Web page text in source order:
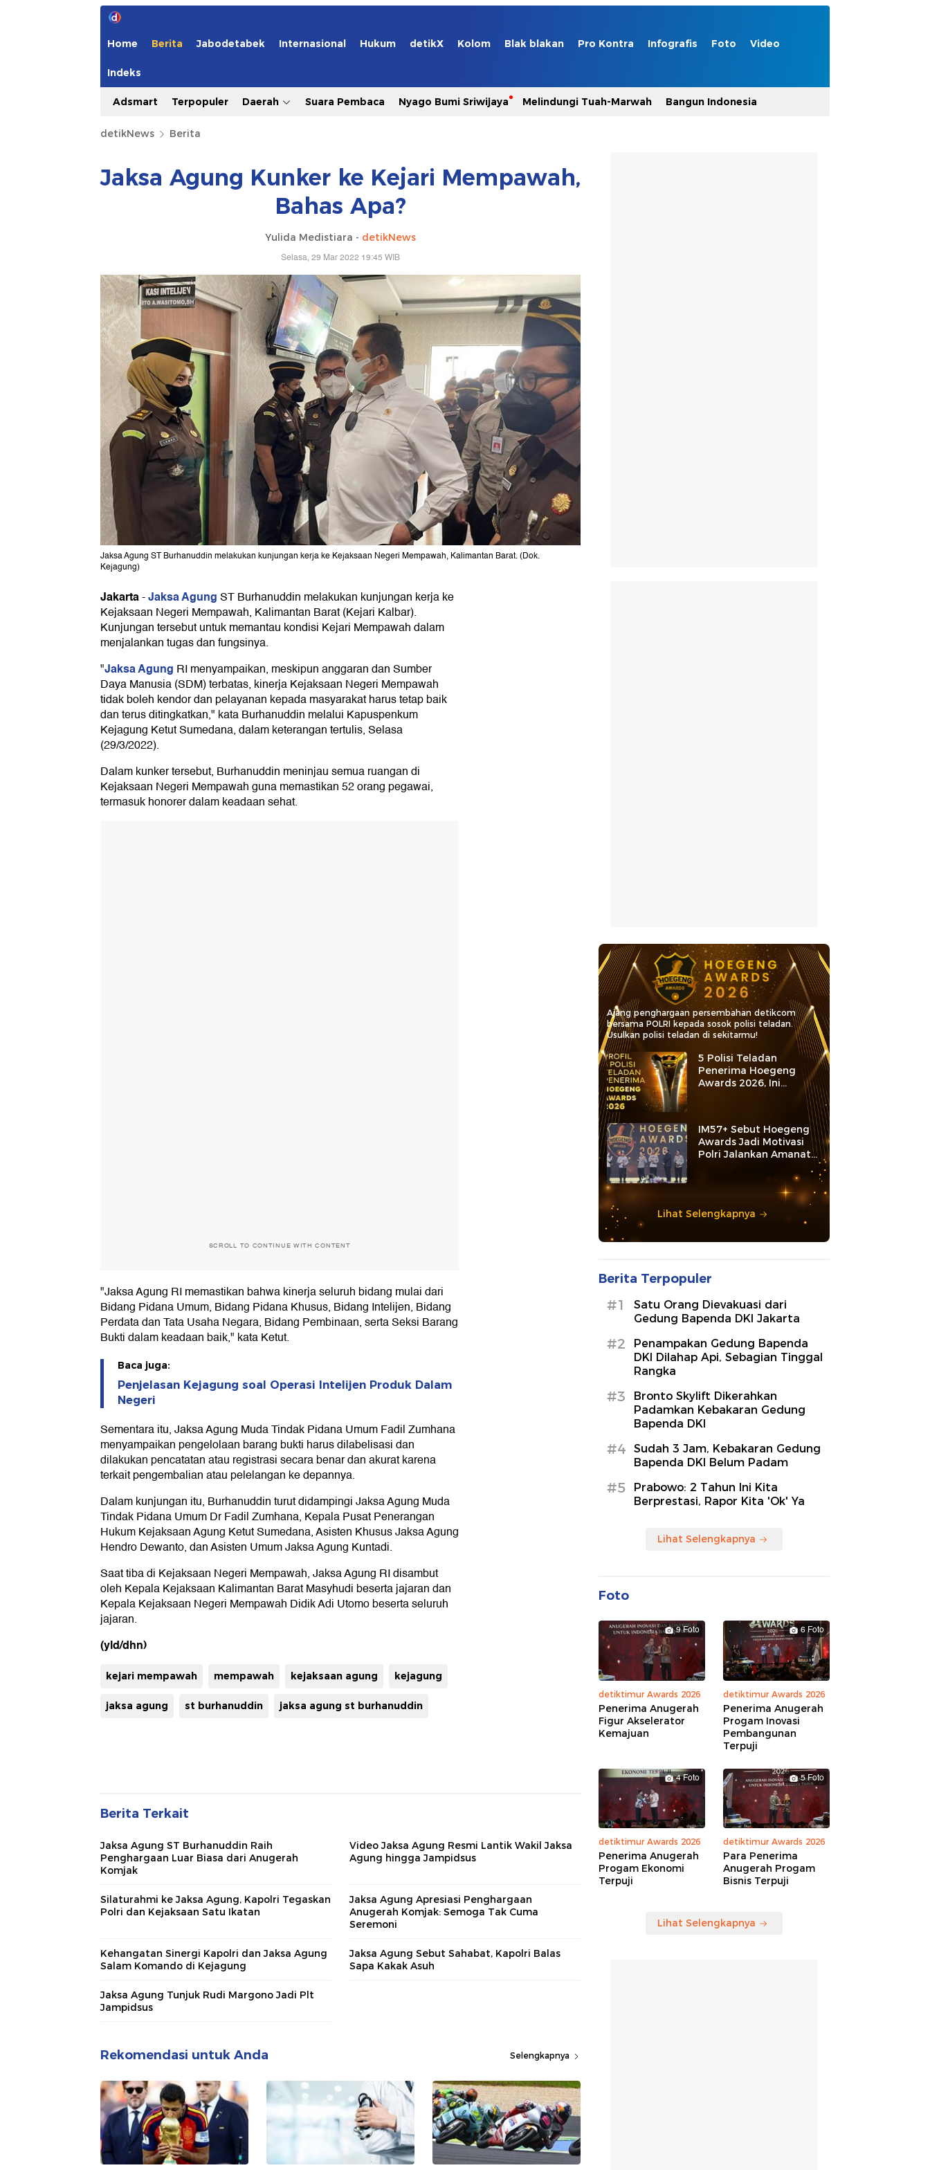
Home Berita Jabodetabek Internasional Hukum detikX Kolom Blak blakan Pro Kontra Infografis Foto Video
Indeks
Adsmart Terpopuler Daerah Suara Pembaca Nyago Bumi Sriwijaya Melindungi Tuah-Marwah Bangun Indonesia
detikNews Berita
Jaksa Agung Kunker ke Kejari Mempawah,
Bahas Apa?
Yulida Medistiara - detikNews
Selasa, 29 Mar 2022 19:45 WIB
Jaksa Agung ST Burhanuddin melakukan kunjungan kerja ke Kejaksaan Negeri Mempawah, Kalimantan Barat. (Dok.
Kejagung)
Jakarta-Jaksa AgungST Burhanuddin melakukan kunjungan kerja ke
Kejaksaan Negeri Mempawah, Kalimantan Barat (Kejari Kalbar).
Kunjungan tersebut untuk memantau kondisi Kejari Mempawah dalam
menjalankan tugas dan fungsinya.
"Jaksa Agung RI menyampaikan, meskipun anggaran dan Sumber
Daya Manusia (SDM) terbatas, kinerja Kejaksaan Negeri Mempawah
tidak boleh kendor dan pelayanan kepada masyarakat harus tetap baik
dan terus ditingkatkan," kata Burhanuddin melalui Kapuspenkum
Kejagung Ketut Sumedana, dalam keterangan tertulis, Selasa
(29/3/2022).
Dalam kunker tersebut, Burhanuddin meninjau semua ruangan di
Kejaksaan Negeri Mempawah guna memastikan 52 orang pegawai,
termasuk honorer dalam keadaan sehat.
SCROLL TO CONTINUE WITH CONTENT
"Jaksa Agung RI memastikan bahwa kinerja seluruh bidang mulai dari
Bidang Pidana Umum, Bidang Pidana Khusus, Bidang Intelijen, Bidang
Perdata dan Tata Usaha Negara, Bidang Pembinaan, serta Seksi Barang
Bukti dalam keadaan baik," kata Ketut.
Baca juga:
Penjelasan Kejagung soal Operasi Intelijen Produk Dalam
Negeri
Sementara itu, Jaksa Agung Muda Tindak Pidana Umum Fadil Zumhana
menyampaikan pengelolaan barang bukti harus dilabelisasi dan
dilakukan pencatatan atau registrasi secara benar dan akurat karena
terkait pengembalian atau pelelangan ke depannya.
Dalam kunjungan itu, Burhanuddin turut didampingi Jaksa Agung Muda
Tindak Pidana Umum Dr Fadil Zumhana, Kepala Pusat Penerangan
Hukum Kejaksaan Agung Ketut Sumedana, Asisten Khusus Jaksa Agung
Hendro Dewanto, dan Asisten Umum Jaksa Agung Kuntadi.
Saat tiba di Kejaksaan Negeri Mempawah, Jaksa Agung RI disambut
oleh Kepala Kejaksaan Kalimantan Barat Masyhudi beserta jajaran dan
Kepala Kejaksaan Negeri Mempawah Didik Adi Utomo beserta seluruh
jajaran.
(yld/dhn)
kejari mempawah mempawah kejaksaan agung kejagung
jaksa agung st burhanuddin jaksa agung st burhanuddin
Berita Terkait
Jaksa Agung ST Burhanuddin Raih
Penghargaan Luar Biasa dari Anugerah
Komjak
Video Jaksa Agung Resmi Lantik Wakil Jaksa
Agung hingga Jampidsus
Silaturahmi ke Jaksa Agung, Kapolri Tegaskan
Polri dan Kejaksaan Satu Ikatan
Jaksa Agung Apresiasi Penghargaan
Anugerah Komjak: Semoga Tak Cuma
Seremoni
Kehangatan Sinergi Kapolri dan Jaksa Agung
Salam Komando di Kejagung
Jaksa Agung Sebut Sahabat, Kapolri Balas
Sapa Kakak Asuh
Jaksa Agung Tunjuk Rudi Margono Jadi Plt
Jampidsus
Rekomendasi untuk Anda Selengkapnya
Ajang penghargaan persembahan detikcom
bersama POLRI kepada sosok polisi teladan.
Usulkan polisi teladan di sekitarmu!
5 Polisi Teladan
Penerima Hoegeng
Awards 2026, Ini
Kategori dan Kiprahnya
IM57+ Sebut Hoegeng
Awards Jadi Motivasi
Polri Jalankan Amanat
Lihat Selengkapnya
Berita Terpopuler
#1
Satu Orang Dievakuasi dari
Gedung Bapenda DKI Jakarta
#2
Penampakan Gedung Bapenda
DKI Dilahap Api, Sebagian Tinggal
Rangka
#3
Bronto Skylift Dikerahkan
Padamkan Kebakaran Gedung
Bapenda DKI
#4
Sudah 3 Jam, Kebakaran Gedung
Bapenda DKI Belum Padam
#5
Prabowo: 2 Tahun Ini Kita
Berprestasi, Rapor Kita 'Ok' Ya
Lihat Selengkapnya
Foto
9 Foto
detiktimur Awards 2026
Penerima Anugerah
Figur Akselerator
Kemajuan
6 Foto
detiktimur Awards 2026
Penerima Anugerah
Progam Inovasi
Pembangunan
Terpuji
4 Foto
detiktimur Awards 2026
Penerima Anugerah
Progam Ekonomi
Terpuji
5 Foto
detiktimur Awards 2026
Para Penerima
Anugerah Progam
Bisnis Terpuji
Lihat Selengkapnya